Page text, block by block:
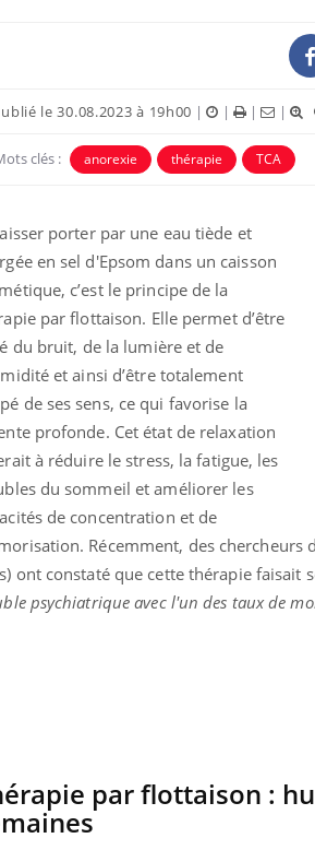
le 30.08.2023 à 19h00 | | | |
clés : anorexie thérapie TCA
porter par une eau tiède et
en sel d'Epsom dans un caisson
c’est le principe de la
par flottaison. Elle permet d’être
du bruit, de la lumière et de
et ainsi d’être totalement
de ses sens, ce qui favorise la
profonde. Cet état de relaxation
à réduire le stress, la fatigue, les
du sommeil et améliorer les
de concentration et de
Récemment, des chercheurs
ont constaté que cette thérapie faisait
psychiatrique avec l'un des taux de
par flottaison :